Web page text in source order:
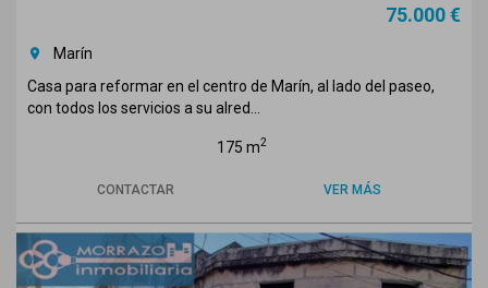
75.000 €
room
Marín
Casa para reformar en el centro de Marín, al lado del paseo,
con todos los servicios a su alred...
175 m2
CONTACTAR VER MÁS
Previous Next